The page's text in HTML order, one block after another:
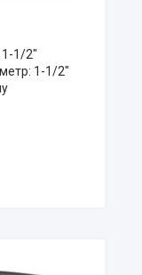
1/2″
1-1/2″